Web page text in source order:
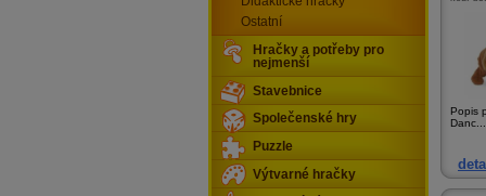
Popis
Danc...
Ostatní
Hračky a potřeby pro
nejmenší
Stavebnice
Společenské hry
Puzzle
Výtvarné hračky